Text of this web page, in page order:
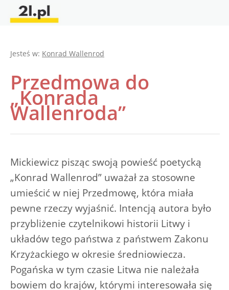
Jesteś w: Konrad Wallenrod
Przedmowa do
„Konrada
Wallenroda”
Mickiewicz pisząc swoją powieść poetycką
„Konrad Wallenrod” uważał za stosowne
umieścić w niej Przedmowę, która miała
pewne rzeczy wyjaśnić. Intencją autora było
przybliżenie czytelnikowi historii Litwy i
układów tego państwa z państwem Zakonu
Krzyżackiego w okresie średniowiecza.
Pogańska w tym czasie Litwa nie należała
bowiem do krajów, którymi interesowała się